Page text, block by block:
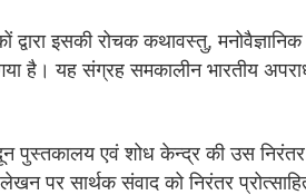
द्वारा इसकी रोचक कथावस्तु,
है। यह संग्रह समकालीन भारतीय
पुस्तकालय एवं शोध केन्द्र की उस निरंतर
पर सार्थक संवाद को निरंतर